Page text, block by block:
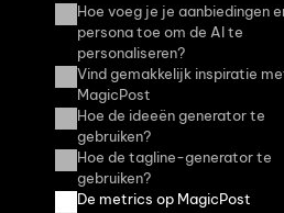
Hoe voeg je je aanbiedingen
persona toe om de AI te
personaliseren?
Vind gemakkelijk inspiratie
MagicPost
Hoe de ideeën generator te
gebruiken?
Hoe de tagline-generator te
gebruiken?
De metrics op MagicPost